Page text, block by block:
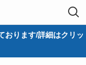
おります/詳細はクリッ